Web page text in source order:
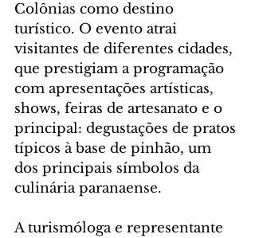
Colônias como destino
turístico. O evento atrai
visitantes de diferentes cidades,
que prestigiam a programação
com apresentações artísticas,
shows, feiras de artesanato e o
principal: degustações de pratos
típicos à base de pinhão, um
dos principais símbolos da
culinária paranaense.
A turismóloga e representante